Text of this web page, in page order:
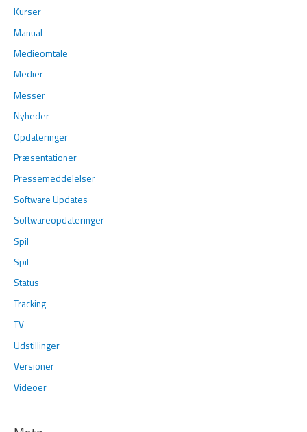
Kurser
Manual
Medieomtale
Medier
Messer
Nyheder
Opdateringer
Præsentationer
Pressemeddelelser
Software Updates
Softwareopdateringer
Spil
Spil
Status
Tracking
TV
Udstillinger
Versioner
Videoer